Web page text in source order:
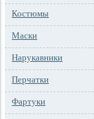
Костюмы
Маски
Нарукавники
Перчатки
Фартуки